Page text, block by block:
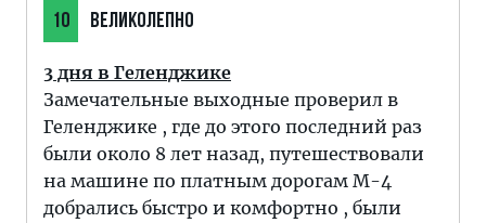
10 ВЕЛИКОЛЕПНО
3 дня в Геленджике
Замечательные выходные проверил в
Геленджике , где до этого последний раз
были около 8 лет назад, путешествовали
на машине по платным дорогам М-4
добрались быстро и комфортно , были